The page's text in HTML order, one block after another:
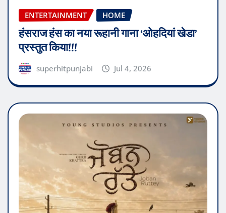
ENTERTAINMENT HOME
हंसराज हंस का नया रूहानी गाना ‘ओहदियां खेडा’
प्रस्तुत किया!!!
superhitpunjabi Jul 4, 2026